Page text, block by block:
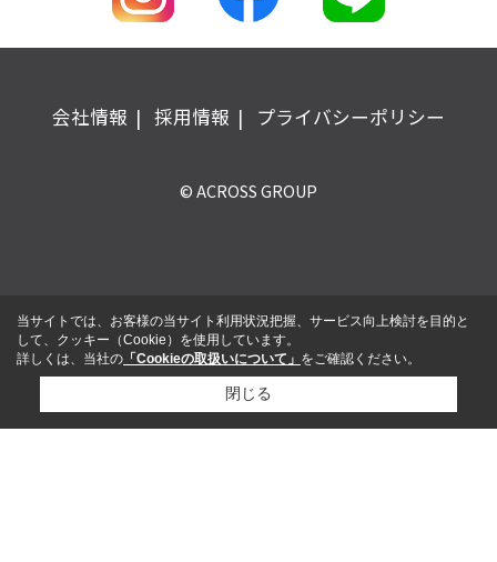
会社情報 採用情報 プライバシーポリシー
© ACROSS GROUP
当サイトでは、お客様の当サイト利用状況把握、サービス向上検討を目的と
して、クッキー（Cookie）を使用しています。
詳しくは、当社の 「Cookieの取扱いについて」 をご確認ください。
閉じる